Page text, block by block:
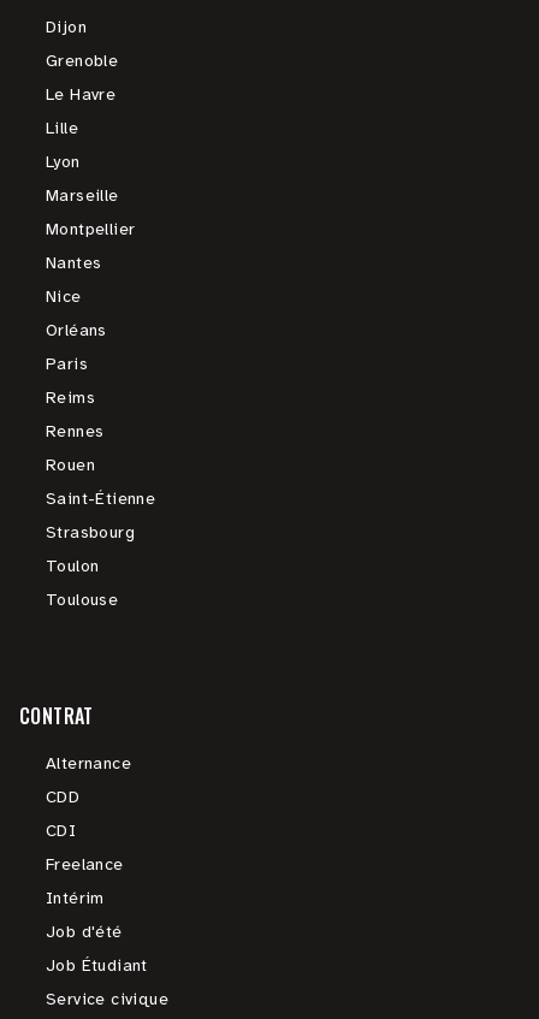
Dijon
Grenoble
Le Havre
Lille
Lyon
Marseille
Montpellier
Nantes
Nice
Orléans
Paris
Reims
Rennes
Rouen
Saint-Étienne
Strasbourg
Toulon
Toulouse
CONTRAT
Alternance
CDD
CDI
Freelance
Intérim
Job d'été
Job Étudiant
Service civique